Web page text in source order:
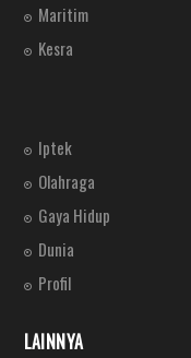
Maritim
Kesra
Iptek
Olahraga
Gaya Hidup
Dunia
Profil
LAINNYA